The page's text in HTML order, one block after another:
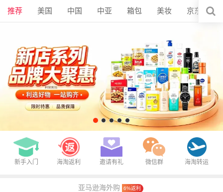
推荐 美国 中国 中亚 箱包 美妆 京东
新手入门 海淘返利 邀请有礼 微信群 海淘转运
亚马逊海外购 6%返利